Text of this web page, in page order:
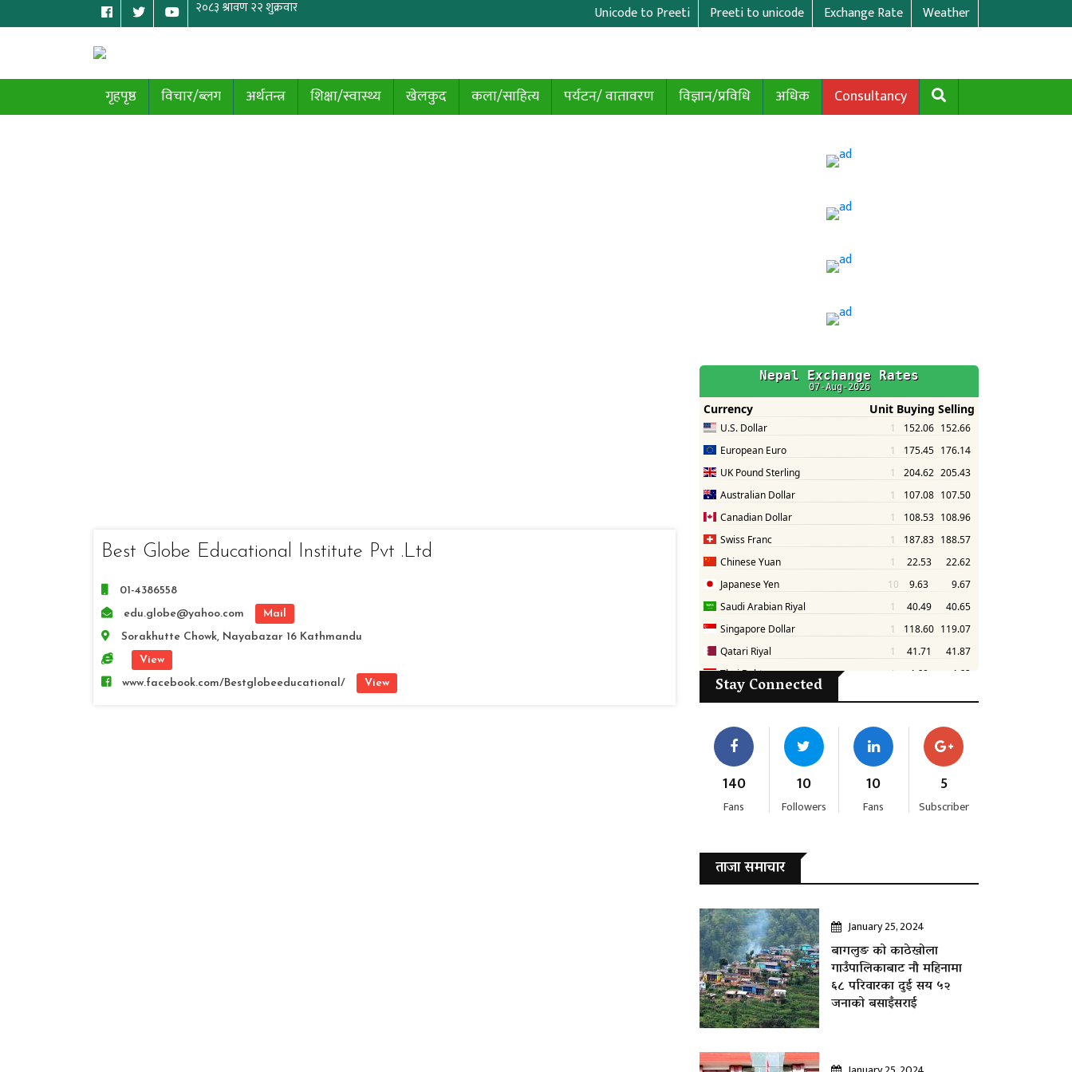
Unicode to Preeti Preeti to unicode Exchange Rate Weather
गृहपृष्ठ विचार/ब्लग अर्थतन्त्र शिक्षा/स्वास्थ्य खेलकुद कला/साहित्य पर्यटन/ वातावरण विज्ञान/प्रविधि अधिक Consultancy
Best Globe Educational Institute Pvt .Ltd
01-4386558
edu.globe@yahoo.com
Mail
Sorakhutte Chowk, Nayabazar 16 Kathmandu
View
www.facebook.com/Bestglobeeducational/
View Stay Connected
140
Fans
10
Followers
10
Fans
5
Subscriber
ताजा समाचार
January 25, 2024
बागलुङ काे काठेखोला
गाउँपालिकाबाट नौ महिनामा
६८ परिवारका दुई सय ५२
जनाकाे बसाइँसराई